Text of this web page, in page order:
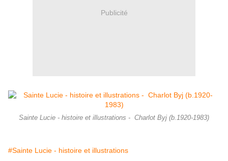
Publicité
Sainte Lucie - histoire et illustrations - Charlot Byj (b.1920-1983)
#Sainte Lucie - histoire et illustrations